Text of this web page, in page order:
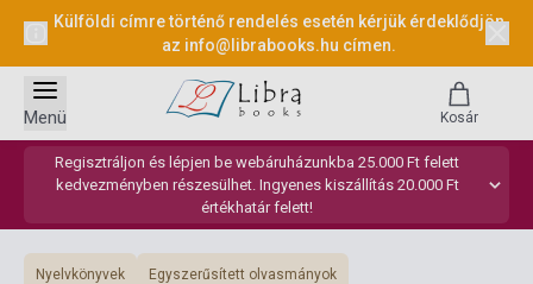
Külföldi címre történő rendelés esetén kérjük érdeklődjön
az info@librabooks.hu címen.
Regisztráljon és lépjen be webáruházunkba 25.000 Ft felett
kedvezményben részesülhet. Ingyenes kiszállítás 20.000 Ft
értékhatár felett!
Menü Kosár
Nyelvkönyvek Egyszerűsített olvasmányok